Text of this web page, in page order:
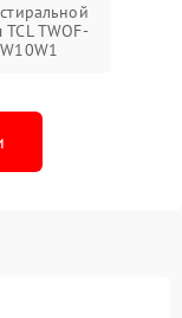
TWOF-